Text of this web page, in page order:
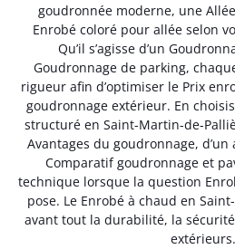
goudronnée moderne, une
Enrobé coloré pour allée selon
Qu’il s’agisse d’un
Goudronnage de parking,
rigueur afin d’optimiser le Prix
goudronnage extérieur. En
structuré en Saint-Martin-de-
Avantages du goudronnage,
Comparatif goudronnage et
technique lorsque la question
pose. Le Enrobé à chaud en
avant tout la durabilité, la
extérieurs.